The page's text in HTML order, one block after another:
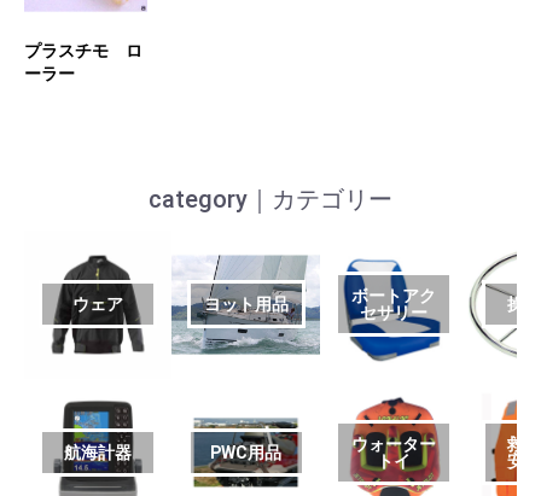
プラスチモ ロ
ーラー
category｜カテゴリー
ウェア ヨット用品
ボートアク
セサリー
操
航海計器 PWC用品
ウォーター
トイ
救
安